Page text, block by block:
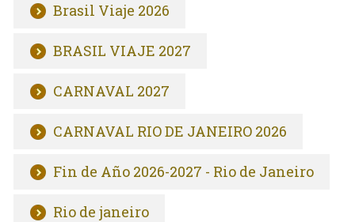
Brasil Viaje 2026
BRASIL VIAJE 2027
CARNAVAL 2027
CARNAVAL RIO DE JANEIRO 2026
Fin de Año 2026-2027 - Rio de Janeiro
Rio de janeiro